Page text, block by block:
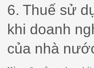
6. Thuế sử
khi doanh
của nhà